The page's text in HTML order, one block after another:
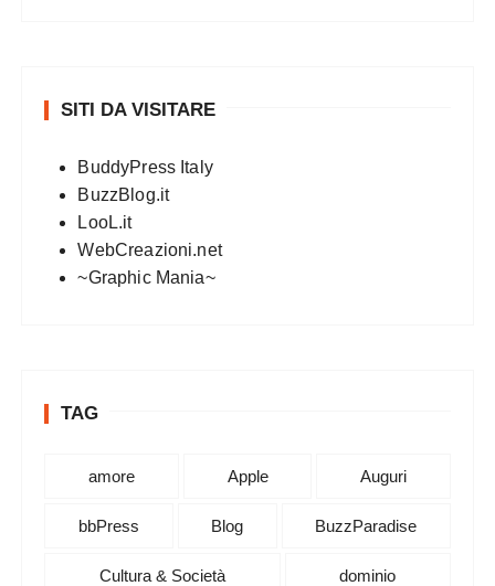
SITI DA VISITARE
BuddyPress Italy
BuzzBlog.it
LooL.it
WebCreazioni.net
~Graphic Mania~
TAG
amore Apple Auguri
bbPress Blog BuzzParadise
Cultura & Società dominio